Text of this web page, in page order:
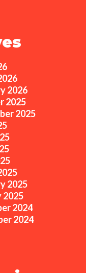
2026
2025
2025
2025
2025
2024
2024